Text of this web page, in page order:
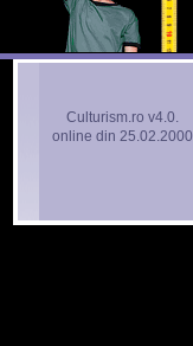
Culturism.ro v4.0.
online din 25.02.2000